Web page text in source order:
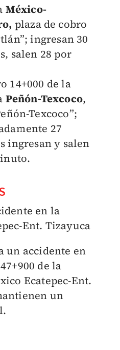
México-
plaza de cobro
ingresan 30
salen 28 por
14+000 de la
Peñón-Texcoco,
Texcoco”;
27
ingresan y salen
en la
Ent. Tizayuca
un accidente en
de la
Ecatepec-Ent.
un